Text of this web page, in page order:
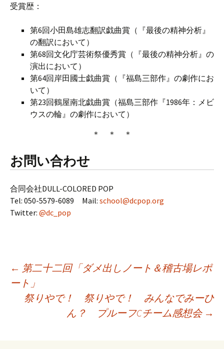
受賞歴：
第6回小田島雄志翻訳戯曲賞（『最後の精神分析』
の翻訳において）
第68回文化庁芸術祭優秀賞（『最後の精神分析』の
演出において）
第64回岸田國士戯曲賞（『福島三部作』の劇作にお
いて）
第23回鶴屋南北戯曲賞（福島三部作『1986年：メビ
ウスの輪』の劇作において）
＊ ＊ ＊
お問い合わせ
合同会社DULL-COLORED POP
Tel: 050-5579-6089 Mail: school@dcpop.org
Twitter: @dc_pop
投
← 第二十二回「ダメ出しノート＆稽古場レポ
ート」
祭りやで！ 祭りやで！ みんなでみーひ
ん？ プルーフCチーム感想会 →